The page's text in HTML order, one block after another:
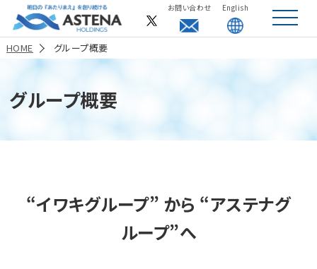
お問い合わせ English
toggle
HOME グループ概要
グループ概要
“イワキグループ” から “アステナグ
ループ”へ